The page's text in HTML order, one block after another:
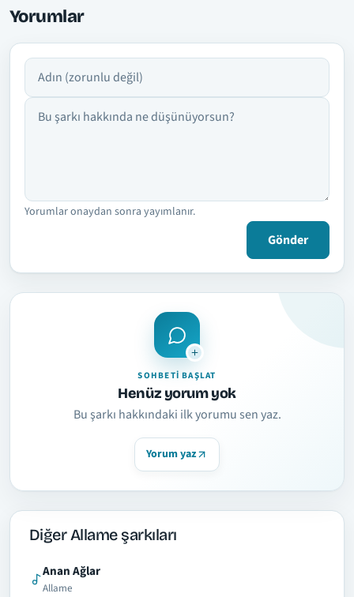
Yorumlar
Adın
Yorumun
Yorumlar onaydan sonra yayımlanır.
Gönder
SOHBETI BAŞLAT
Henüz yorum yok
Bu şarkı hakkındaki ilk yorumu sen yaz.
Yorum yaz
Diğer Allame şarkıları
Anan Ağlar
Allame